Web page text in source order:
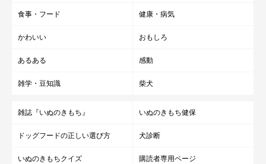
食事・フード 健康・病気
かわいい おもしろ
あるある 感動
雑学・豆知識 柴犬
雑誌『いぬのきもち』 いぬのきもち健保
ドッグフードの正しい選び方 犬診断
いぬのきもちクイズ 購読者専用ページ